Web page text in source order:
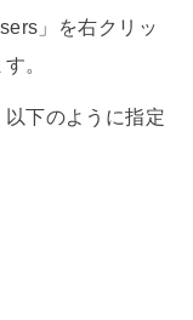
」を右クリッ
。
下のように指定